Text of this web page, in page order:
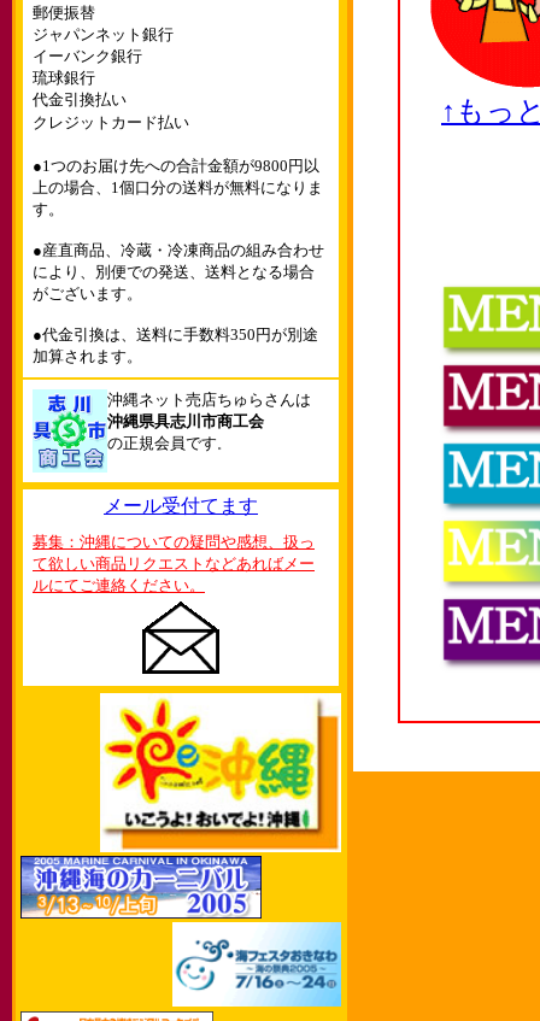
郵便振替
ジャパンネット銀行
イーバンク銀行
琉球銀行
代金引換払い
クレジットカード払い
●1つのお届け先への合計金額が9800円以
上の場合、1個口分の送料が無料になりま
す。
●産直商品、冷蔵・冷凍商品の組み合わせ
により、別便での発送、送料となる場合
がございます。
●代金引換は、送料に手数料350円が別途
加算されます。
沖縄ネット売店ちゅらさんは
沖縄県具志川市商工会
の正規会員です。
メール受付てます
募集：沖縄についての疑問や感想、扱っ
て欲しい商品リクエストなどあればメー
ルにてご連絡ください。
↑もっ